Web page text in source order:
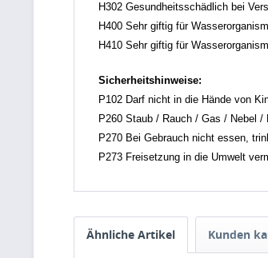
H302 Gesundheitsschädlich bei
H400 Sehr giftig für
H410 Sehr giftig für
Sicherheitshinweise:
P102 Darf nicht in die Hände von
P260 Staub / Rauch / Gas / Nebel
P270 Bei Gebrauch nicht essen,
P273 Freisetzung in die Umwelt
Ähnliche Artikel Kunden